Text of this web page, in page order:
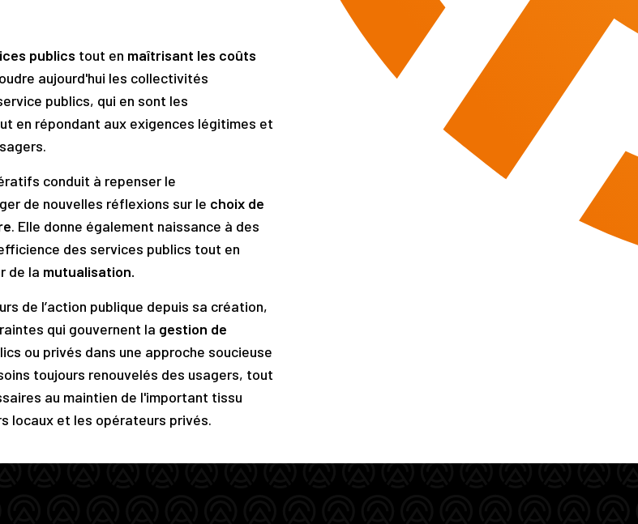
publics tout en maîtrisant les coûts
aujourd'hui les collectivités
publics, qui en sont les
en répondant aux exigences légitimes et
conduit à repenser le
de nouvelles réflexions sur le choix de
. Elle donne également naissance à des
des services publics tout en
de la mutualisation.
de l’action publique depuis sa création,
qui gouvernent la gestion de
ou privés dans une approche soucieuse
toujours renouvelés des usagers, tout
au maintien de l'important tissu
locaux et les opérateurs privés.